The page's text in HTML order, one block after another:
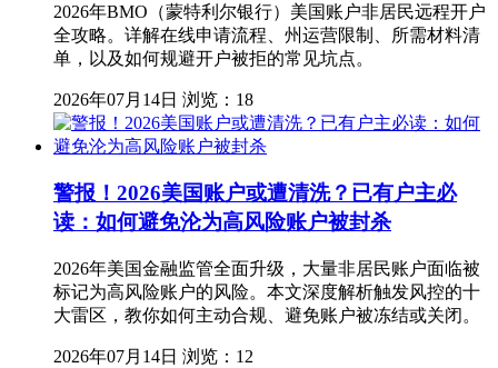
2026年BMO（蒙特利尔银行）美国账户非居民远程开户
全攻略。详解在线申请流程、州运营限制、所需材料清
单，以及如何规避开户被拒的常见坑点。
2026年07月14日 浏览：18
警报！2026美国账户或遭清洗？已有户主必
读：如何避免沦为高风险账户被封杀
2026年美国金融监管全面升级，大量非居民账户面临被
标记为高风险账户的风险。本文深度解析触发风控的十
大雷区，教你如何主动合规、避免账户被冻结或关闭。
2026年07月14日 浏览：12